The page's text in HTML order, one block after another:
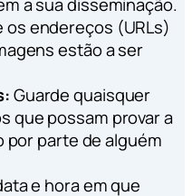
a sua disseminação.
os endereços (URLs)
estão a ser
Guarde quaisquer
que possam provar a
por parte de alguém
e hora em que